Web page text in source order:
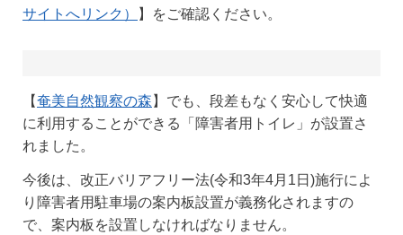
サイトへリンク）
】をご確認ください。
【奄美自然観察の森】でも、段差もなく安心して快適
に利用することができる「障害者用トイレ」が設置さ
れました。
今後は、改正バリアフリー法(令和3年4月1日)施行によ
り障害者用駐車場の案内板設置が義務化されますの
で、案内板を設置しなければなりません。